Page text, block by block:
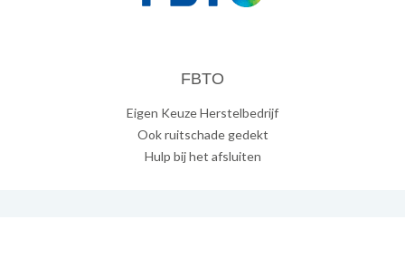
FBTO
Eigen Keuze Herstelbedrijf
Ook ruitschade gedekt
Hulp bij het afsluiten